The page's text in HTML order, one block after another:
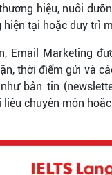
hiệu, nuôi
tại hoặc duy trì
Email Marketing
thời điểm gửi và
bản tin
chuyên môn